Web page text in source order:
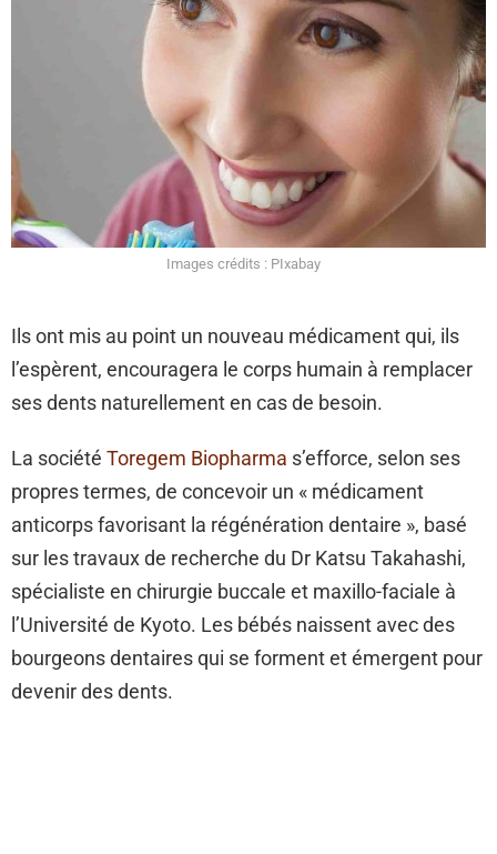
Images crédits : PIxabay
Ils ont mis au point un nouveau médicament qui, ils
l’espèrent, encouragera le corps humain à remplacer
ses dents naturellement en cas de besoin.
La société Toregem Biopharma s’efforce, selon ses
propres termes, de concevoir un « médicament
anticorps favorisant la régénération dentaire », basé
sur les travaux de recherche du Dr Katsu Takahashi,
spécialiste en chirurgie buccale et maxillo-faciale à
l’Université de Kyoto. Les bébés naissent avec des
bourgeons dentaires qui se forment et émergent pour
devenir des dents.